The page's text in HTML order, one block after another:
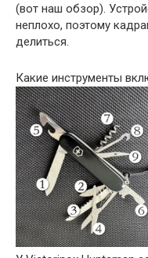
(вот наш обзор).
неплохо, поэтому
делиться.
Какие инструменты